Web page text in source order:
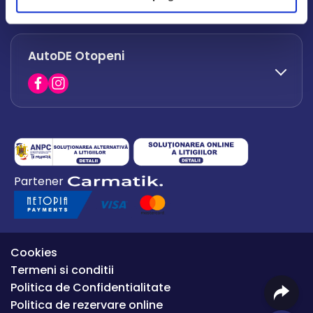
office.afumati@autode.ro
0730 063 852
0730 063 851
AutoDE Otopeni
0754 649 360
office.premium@autode.ro
Partener
Cookies
Termeni si conditii
Politica de Confidentialitate
Politica de rezervare online